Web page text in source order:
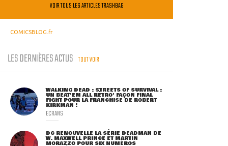
VOIR TOUS LES ARTICLES TRASHBAG
COMICSBLOG.fr
LES DERNIÈRES ACTUS TOUT VOIR
WALKING DEAD : STREETS OF SURVIVAL :
UN BEAT'EM ALL RÉTRO' FAÇON FINAL
FIGHT POUR LA FRANCHISE DE ROBERT
KIRKMAN !
ECRANS
DC RENOUVELLE LA SÉRIE DEADMAN DE
W. MAXWELL PRINCE ET MARTIN
MORAZZO POUR SIX NUMÉROS